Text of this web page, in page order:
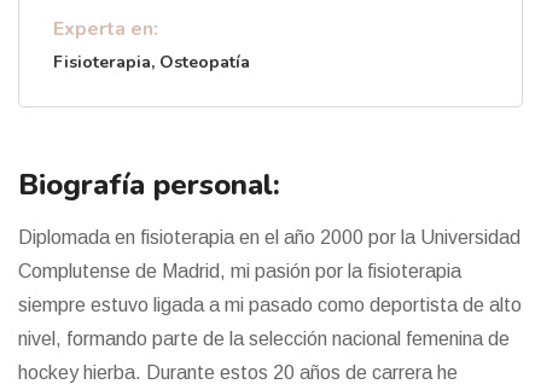
Experta en:
Fisioterapia, Osteopatía
Biografía personal:
Diplomada en fisioterapia en el año 2000 por la Universidad
Complutense de Madrid, mi pasión por la fisioterapia
siempre estuvo ligada a mi pasado como deportista de alto
nivel, formando parte de la selección nacional femenina de
hockey hierba. Durante estos 20 años de carrera he